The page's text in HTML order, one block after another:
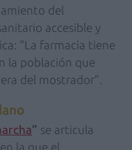
del
accesible y
“La farmacia tiene
la población que
del mostrador”.
” se articula
la que el